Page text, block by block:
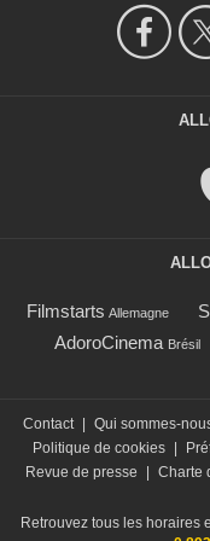
Filmstarts Allemagne
AdoroCinema Brésil
Contact Qui sommes-
Politique de cookies
Revue de presse
Charte
Retrouvez tous les horaires